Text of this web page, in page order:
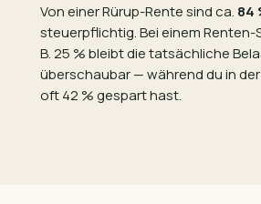
Von einer Rürup-Rente sind ca. 84
steuerpflichtig. Bei einem
B. 25 % bleibt die tatsächliche
überschaubar — während du in
oft 42 % gespart hast.